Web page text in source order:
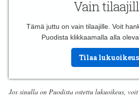
Vain
Tämä juttu on vain tilaajille. Voit
Puodista klikkaamalla alla
Tilaa lukuoikeus
Jos sinulla on Puodista ostettu lukuoikeus,